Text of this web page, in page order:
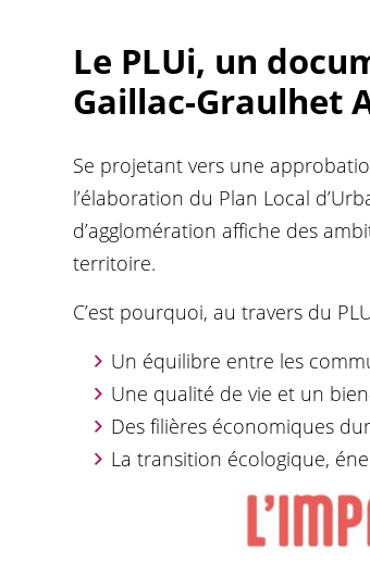
Le PLUi, un
Gaillac-Graulhet
Se projetant vers une
l’élaboration du Plan Local
d’agglomération affiche des
territoire.
C’est pourquoi, au travers du
Un équilibre entre les
Une qualité de vie et un
Des filières économiques
La transition écologique,